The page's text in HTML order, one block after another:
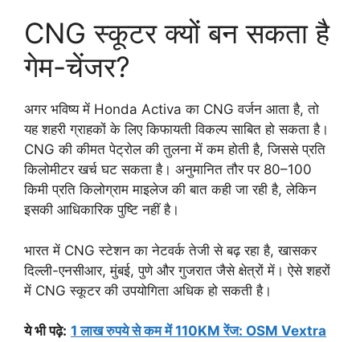
CNG स्कूटर क्यों बन सकता है
गेम-चेंजर?
अगर भविष्य में Honda Activa का CNG वर्जन आता है, तो
यह शहरी ग्राहकों के लिए किफायती विकल्प साबित हो सकता है।
CNG की कीमत पेट्रोल की तुलना में कम होती है, जिससे प्रति
किलोमीटर खर्च घट सकता है। अनुमानित तौर पर 80–100
किमी प्रति किलोग्राम माइलेज की बात कही जा रही है, लेकिन
इसकी आधिकारिक पुष्टि नहीं है।
भारत में CNG स्टेशन का नेटवर्क तेजी से बढ़ रहा है, खासकर
दिल्ली-एनसीआर, मुंबई, पुणे और गुजरात जैसे क्षेत्रों में। ऐसे शहरों
में CNG स्कूटर की उपयोगिता अधिक हो सकती है।
ये भी पढ़े: 1 लाख रुपये से कम में 110KM रेंज: OSM Vextra